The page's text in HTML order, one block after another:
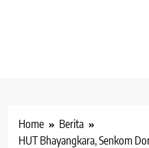
Home
Berita
HUT Bhayangkara, Senkom